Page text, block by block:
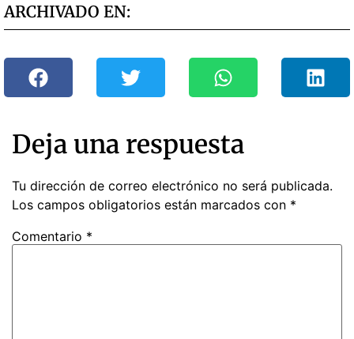
ARCHIVADO EN:
Deja una respuesta
Tu dirección de correo electrónico no será publicada.
Los campos obligatorios están marcados con *
Comentario *